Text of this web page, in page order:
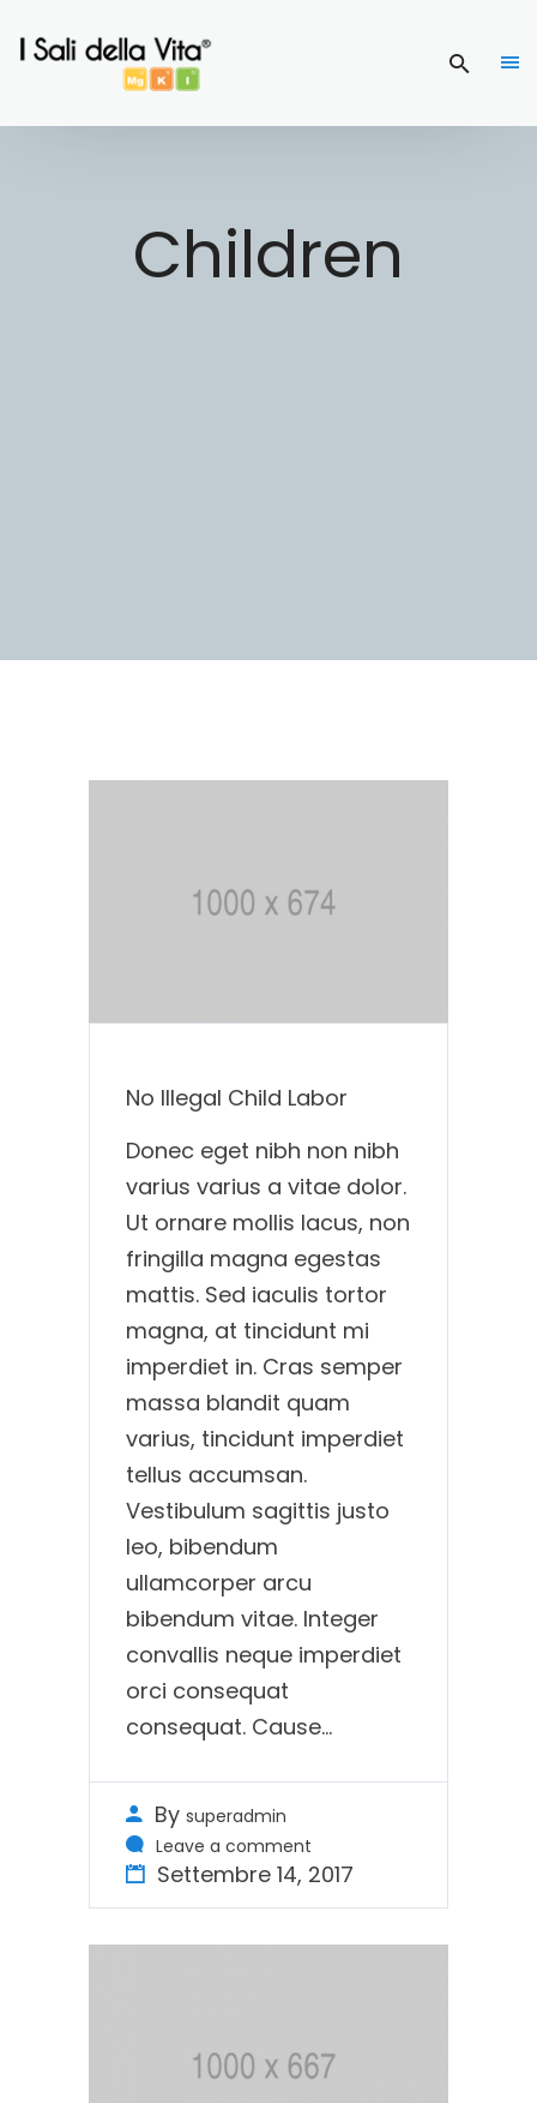
Children
No Illegal Child Labor
Donec eget nibh non nibh
varius varius a vitae dolor.
Ut ornare mollis lacus, non
fringilla magna egestas
mattis. Sed iaculis tortor
magna, at tincidunt mi
imperdiet in. Cras semper
massa blandit quam
varius, tincidunt imperdiet
tellus accumsan.
Vestibulum sagittis justo
leo, bibendum
ullamcorper arcu
bibendum vitae. Integer
convallis neque imperdiet
orci consequat
consequat. Cause...
By superadmin
Leave a comment
Settembre 14, 2017